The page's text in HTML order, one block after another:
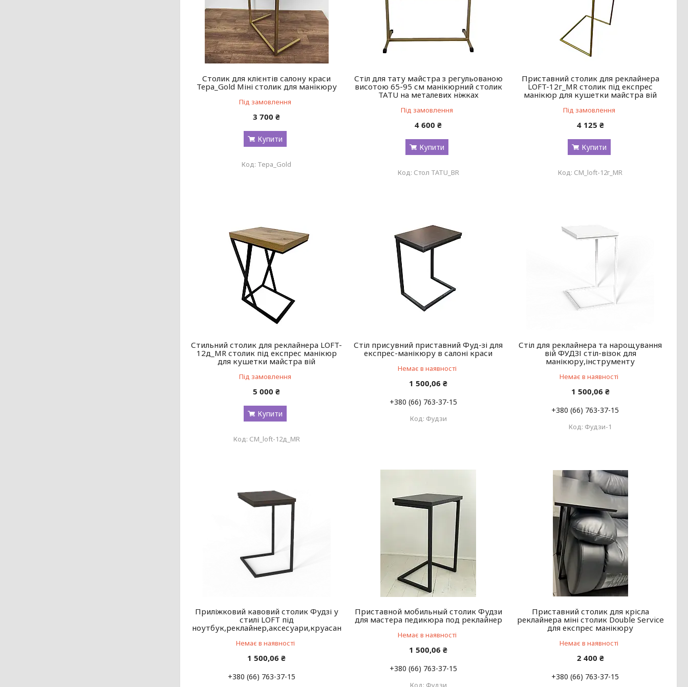
Столик для клієнтів салону краси
Тера_Gold Міні столик для манікюру
Під замовлення
3 700 ₴
Купити
Тера_Gold
Стіл для тату майстра з регульованою
висотою 65-95 см манікюрний столик
TATU на металевих ніжках
Під замовлення
4 600 ₴
Купити
Стол TATU_BR
Приставний столик для реклайнера
LOFT-12г_MR столик під експрес
манікюр для кушетки майстра вій
Під замовлення
4 125 ₴
Купити
СМ_loft-12г_MR
Стильний столик для реклайнера LOFT-
12д_MR столик під експрес манікюр
для кушетки майстра вій
Під замовлення
5 000 ₴
Купити
СМ_loft-12д_MR
Стіл присувний приставний Фуд-зі для
експрес-манікюру в салоні краси
Немає в наявності
1 500,06 ₴
+380 (66) 763-37-15
Фудзи
Стіл для реклайнера та нарощування
вій ФУДЗІ стіл-візок для
манікюру,інструменту
Немає в наявності
1 500,06 ₴
+380 (66) 763-37-15
Фудзи-1
Приліжковий кавовий столик Фудзі у
стилі LOFT під
ноутбук,реклайнер,аксесуари,круасан
Немає в наявності
1 500,06 ₴
+380 (66) 763-37-15
Приставной мобильный столик Фудзи
для мастера педикюра под реклайнер
Немає в наявності
1 500,06 ₴
+380 (66) 763-37-15
Фудзи
Приставний столик для крісла
реклайнера міні столик Double Service
для експрес манікюру
Немає в наявності
2 400 ₴
+380 (66) 763-37-15